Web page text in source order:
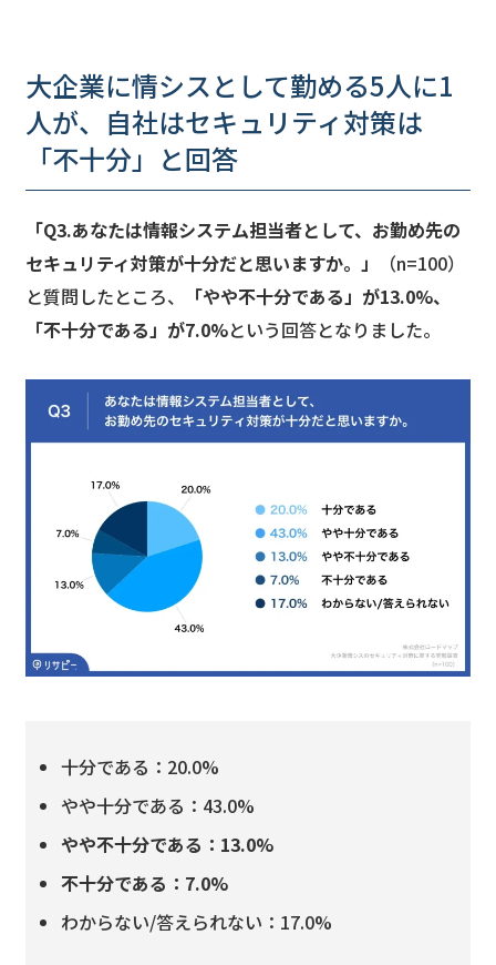
大企業に情シスとして勤める5人に1
人が、自社はセキュリティ対策は
「不十分」と回答
「Q3.あなたは情報システム担当者として、お勤め先の
セキュリティ対策が十分だと思いますか。」
（n=100）
と質問したところ、
「やや不十分である」が13.0%、
「不十分である」が7.0%という回答となりました。
十分である：20.0%
やや十分である：43.0%
やや不十分である：13.0%
不十分である：7.0%
わからない/答えられない：17.0%